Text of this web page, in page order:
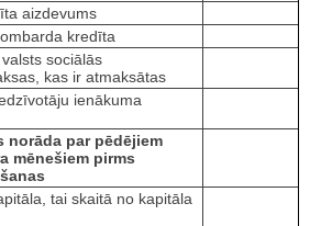
aizdevums
kredīta
sociālās
kas ir atmaksātas
ienākuma
norāda par pēdējiem
mēnešiem pirms
tai skaitā no kapitāla